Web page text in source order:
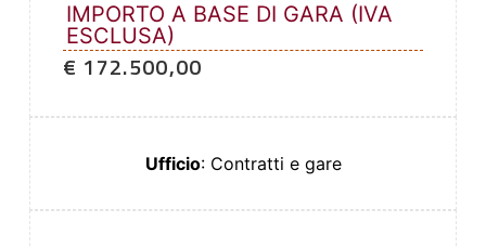
IMPORTO A BASE DI GARA (IVA
ESCLUSA)
€ 172.500,00
Ufficio: Contratti e gare